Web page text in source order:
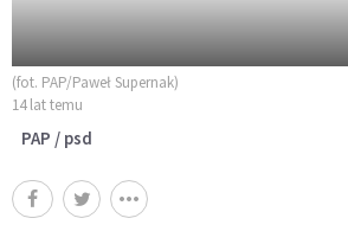
(fot. PAP/Paweł Supernak)
14 lat temu
PAP / psd